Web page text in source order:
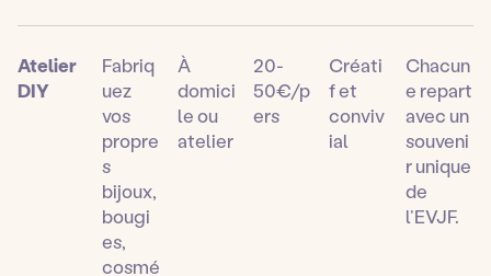
Atelier
DIY
Fabriq
uez
vos
propre
s
bijoux,
bougi
es,
cosmé
À
domici
le ou
atelier
20-
50€/p
ers
Créati
f et
conviv
ial
Chacun
e repart
avec un
souveni
r unique
de
l’EVJF.